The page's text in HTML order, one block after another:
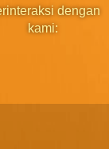
dengan
kami: